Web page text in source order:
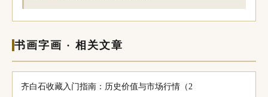
书画字画 · 相关文章
齐白石收藏入门指南：历史价值与市场行情（2